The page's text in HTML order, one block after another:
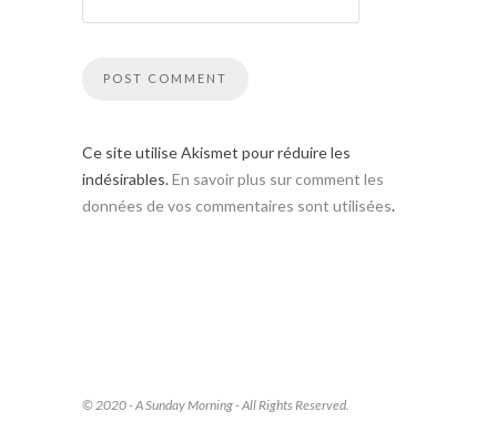
Ce site utilise Akismet pour réduire les
indésirables.En savoir plus sur comment les
données de vos commentaires sont utilisées.
© 2020 - A Sunday Morning - All Rights Reserved.